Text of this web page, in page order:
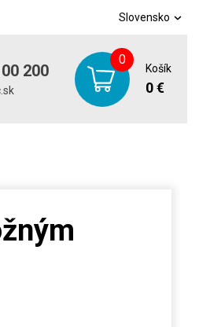
Slovensko
200
0
Košík
0 €